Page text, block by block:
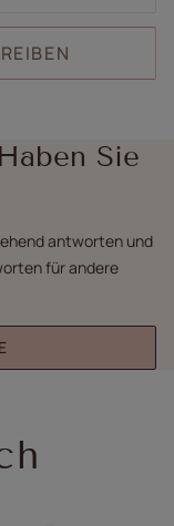
Sie
antworten und
für andere